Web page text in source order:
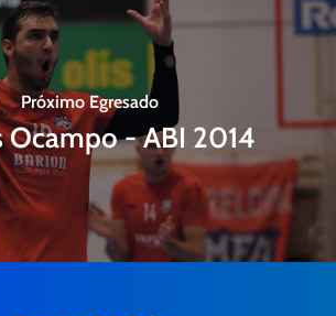
Próximo Egresado
Ocampo - ABI 2014